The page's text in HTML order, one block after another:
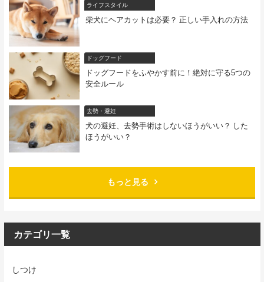
ライフスタイル
柴犬にヘアカットは必要？ 正しい手入れの方法
ドッグフード
ドッグフードをふやかす前に！絶対に守る5つの
安全ルール
去勢・避妊
犬の避妊、去勢手術はしないほうがいい？ した
ほうがいい？
もっと見る
カテゴリ一覧
しつけ